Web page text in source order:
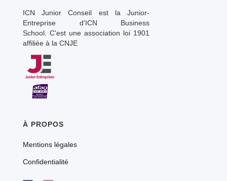
ICN Junior Conseil est la Junior-
Entreprise d'ICN Business
School. C'est une association loi 1901
affiliée à la CNJE
À PROPOS
Mentions légales
Confidentialité